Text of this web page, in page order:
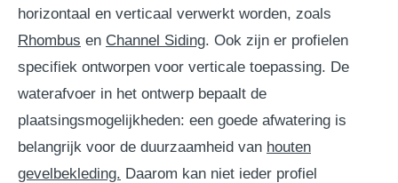
horizontaal en verticaal verwerkt worden, zoals
Rhombus en Channel Siding. Ook zijn er profielen
specifiek ontworpen voor verticale toepassing. De
waterafvoer in het ontwerp bepaalt de
plaatsingsmogelijkheden: een goede afwatering is
belangrijk voor de duurzaamheid van houten
gevelbekleding. Daarom kan niet ieder profiel